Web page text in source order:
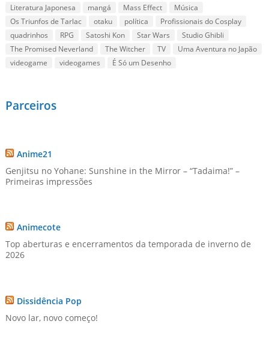
Literatura Japonesa
mangá Mass Effect
Música
Os Triunfos de Tarlac
otaku política
Profissionais do Cosplay
quadrinhos
RPG Satoshi Kon Star Wars
Studio Ghibli
The Promised Neverland
The Witcher TV
Uma Aventura no Japão
videogame
videogames É Só um Desenho
Parceiros
Anime21
Genjitsu no Yohane: Sunshine in the Mirror – “Tadaima!” –
Primeiras impressões
Animecote
Top aberturas e encerramentos da temporada de inverno de
2026
Dissidência Pop
Novo lar, novo começo!